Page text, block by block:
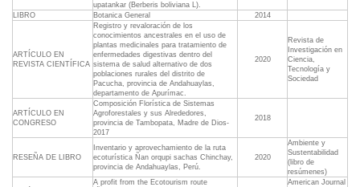
upatankar (Berberis boliviana L).
LIBRO Botanica General 2014
ARTÍCULO EN
REVISTA CIENTÍFICA
Registro y revaloración de los
conocimientos ancestrales en el uso de
plantas medicinales para tratamiento de
enfermedades digestivas dentro del
sistema de salud alternativo de dos
poblaciones rurales del distrito de
Pacucha, provincia de Andahuaylas,
departamento de Apurímac.
2020
Revista de
Investigación en
Ciencia,
Tecnología y
Sociedad
ARTÍCULO EN
CONGRESO
Composición Florística de Sistemas
Agroforestales y sus Alrededores,
provincia de Tambopata, Madre de Dios-
2017
2018
RESEÑA DE LIBRO
Inventario y aprovechamiento de la ruta
ecoturística Ñan orqupi sachas Chinchay,
provincia de Andahuaylas, Perú.
2020
Ambiente y
Sustentabilidad
(libro de
resúmenes)
A profit from the Ecotourism route
American Journal